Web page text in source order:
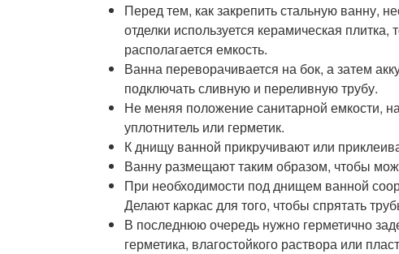
Перед тем, как закрепить стальную ванну,
отделки используется керамическая
располагается емкость.
Ванна переворачивается на бок, а затем
подключать сливную и переливную трубу.
Не меняя положение санитарной емкости,
уплотнитель или герметик.
К днищу ванной прикручивают или
Ванну размещают таким образом, чтобы
При необходимости под днищем ванной
Делают каркас для того, чтобы спрятать
В последнюю очередь нужно герметично
герметика, влагостойкого раствора или